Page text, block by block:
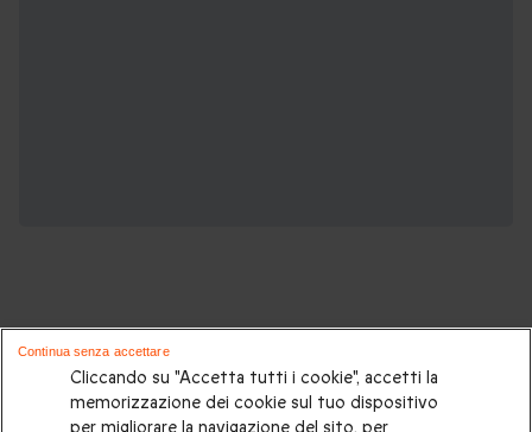
Potrebbero piacerti anche questi cofanetti
regalo:
Cliccando su "Accetta tutti i cookie", accetti la
memorizzazione dei cookie sul tuo dispositivo
Continua senza accettare